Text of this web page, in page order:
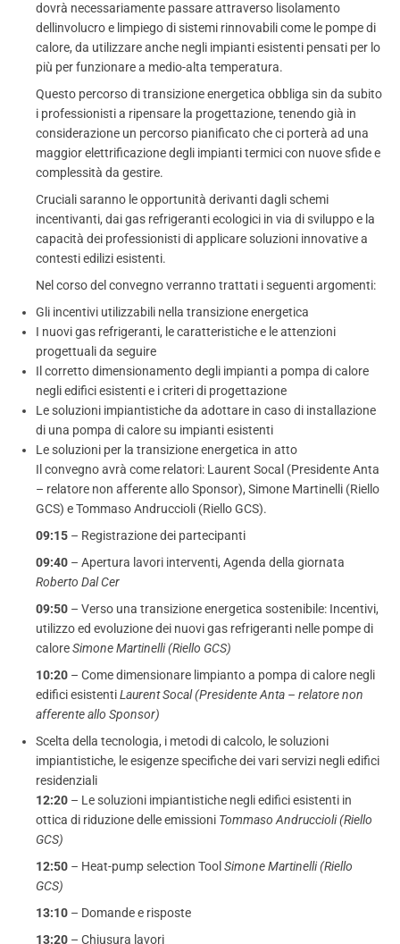
dovrà necessariamente passare attraverso lisolamento
dellinvolucro e limpiego di sistemi rinnovabili come le pompe di
calore, da utilizzare anche negli impianti esistenti pensati per lo
più per funzionare a medio-alta temperatura.
Questo percorso di transizione energetica obbliga sin da subito
i professionisti a ripensare la progettazione, tenendo già in
considerazione un percorso pianificato che ci porterà ad una
maggior elettrificazione degli impianti termici con nuove sfide e
complessità da gestire.
Cruciali saranno le opportunità derivanti dagli schemi
incentivanti, dai gas refrigeranti ecologici in via di sviluppo e la
capacità dei professionisti di applicare soluzioni innovative a
contesti edilizi esistenti.
Nel corso del convegno verranno trattati i seguenti argomenti:
Gli incentivi utilizzabili nella transizione energetica
I nuovi gas refrigeranti, le caratteristiche e le attenzioni
progettuali da seguire
Il corretto dimensionamento degli impianti a pompa di calore
negli edifici esistenti e i criteri di progettazione
Le soluzioni impiantistiche da adottare in caso di installazione
di una pompa di calore su impianti esistenti
Le soluzioni per la transizione energetica in atto
Il convegno avrà come relatori: Laurent Socal (Presidente Anta
– relatore non afferente allo Sponsor), Simone Martinelli (Riello
GCS) e Tommaso Andruccioli (Riello GCS).
09:15 – Registrazione dei partecipanti
09:40 – Apertura lavori interventi, Agenda della giornata
Roberto Dal Cer
09:50 – Verso una transizione energetica sostenibile: Incentivi,
utilizzo ed evoluzione dei nuovi gas refrigeranti nelle pompe di
caloreSimone Martinelli (Riello GCS)
10:20 – Come dimensionare limpianto a pompa di calore negli
edifici esistentiLaurent Socal (Presidente Anta – relatore non
afferente allo Sponsor)
Scelta della tecnologia, i metodi di calcolo, le soluzioni
impiantistiche, le esigenze specifiche dei vari servizi negli edifici
residenziali
12:20 – Le soluzioni impiantistiche negli edifici esistenti in
ottica di riduzione delle emissioni Tommaso Andruccioli (Riello
GCS)
12:50 – Heat-pump selection Tool Simone Martinelli (Riello
GCS)
13:10 – Domande e risposte
13:20 – Chiusura lavori